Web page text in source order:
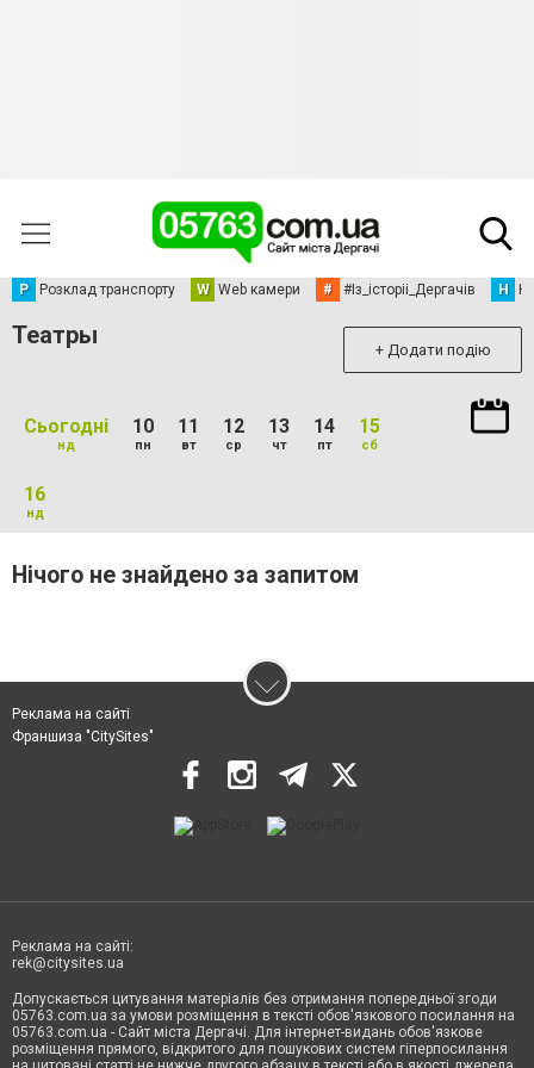
Р Розклад транспорту W Web камери # #Із_історіі_Дергачів Н
Театры + Додати подію
Сьогодні
нд
10
пн
11
вт
12
ср
13
чт
14
пт
15
сб
16
нд
Нічого не знайдено за запитом
Реклама на сайті
Франшиза "CitySites"
Реклама на сайті:
rek@citysites.ua
Допускається цитування матеріалів без отримання попередньої згоди
05763.com.ua за умови розміщення в тексті обов'язкового посилання на
05763.com.ua - Сайт міста Дергачі. Для інтернет-видань обов'язкове
розміщення прямого, відкритого для пошукових систем гіперпосилання